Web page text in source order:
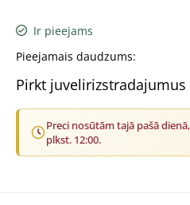
Ir pieejams
Pieejamais daudzums:
Pirkt
Preci nosūtām tajā pašā
plkst. 12:00.